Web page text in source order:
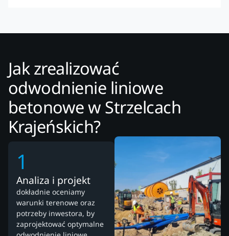
Jak zrealizować
odwodnienie liniowe
betonowe w Strzelcach
Krajeńskich?
1
Analiza i projekt
dokładnie oceniamy
warunki terenowe oraz
potrzeby inwestora, by
zaprojektować optymalne